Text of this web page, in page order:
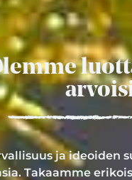
ja ideoiden
Takaamme